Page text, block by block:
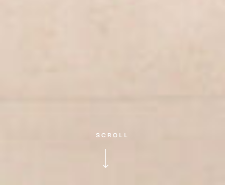
SCROLL